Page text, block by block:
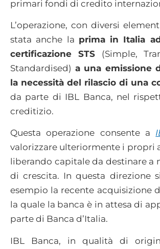
primari fondi di credito
L’operazione, con diversi
stata anche la prima in Italia
certificazione STS (Simple,
Standardised) a una emissione
la necessità del rilascio di una
da parte di IBL Banca, nel
creditizio.
Questa operazione consente a
valorizzare ulteriormente i propri
liberando capitale da destinare a
di crescita. In questa direzione
esempio la recente acquisizione
la quale la banca è in attesa di
parte di Banca d’Italia.
IBL Banca, in qualità di